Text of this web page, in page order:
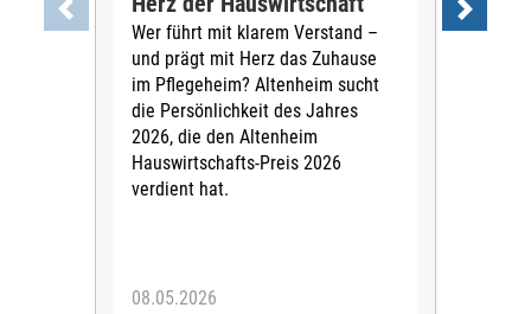
Wer führt mit klarem Verstand –
und prägt mit Herz das Zuhause
im Pflegeheim? Altenheim sucht
die Persönlichkeit des Jahres
2026, die den Altenheim
Hauswirtschafts-Preis 2026
verdient hat.
08.05.2026